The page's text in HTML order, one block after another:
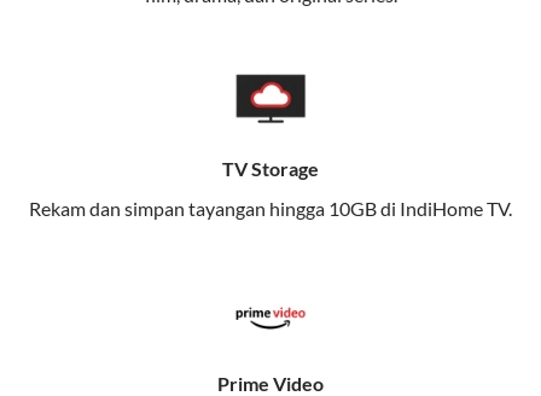
memungkinkan Anda menikmati internet cepat baik
Dengan Telkomsel One, Anda tidak terikat pada satu
teknologi jaringan tertentu, sehingga bisa menikmati
fleksibilitas dan kenyamanan maksimal.
Keunggulan Telkomsel One
streaming, gaming, dan bekerja dari rumah.
TV Storage
Rekam dan simpan tayangan hingga 10GB di IndiHome TV.
Prime Video